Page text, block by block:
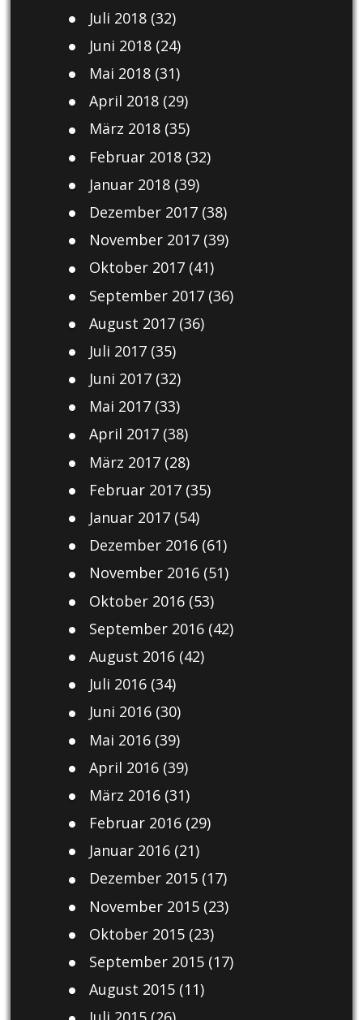
Juli 2018(32)
Juni 2018(24)
Mai 2018(31)
April 2018(29)
März 2018(35)
Februar 2018(32)
Januar 2018(39)
Dezember 2017(38)
November 2017(39)
Oktober 2017(41)
September 2017(36)
August 2017(36)
Juli 2017(35)
Juni 2017(32)
Mai 2017(33)
April 2017(38)
März 2017(28)
Februar 2017(35)
Januar 2017(54)
Dezember 2016(61)
November 2016(51)
Oktober 2016(53)
September 2016(42)
August 2016(42)
Juli 2016(34)
Juni 2016(30)
Mai 2016(39)
April 2016(39)
März 2016(31)
Februar 2016(29)
Januar 2016(21)
Dezember 2015(17)
November 2015(23)
Oktober 2015(23)
September 2015(17)
August 2015(11)